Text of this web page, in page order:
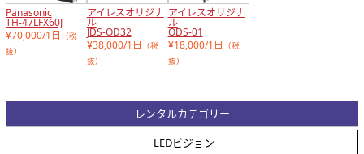
Panasonic
TH-47LFX60J
¥70,000/1日
（税
抜）
アイレスオリジナ
ル
JDS-OD32
¥38,000/1日
（税
抜）
アイレスオリジナ
ル
ODS-01
¥18,000/1日
（税
抜）
レンタルカテゴリー
LEDビジョン